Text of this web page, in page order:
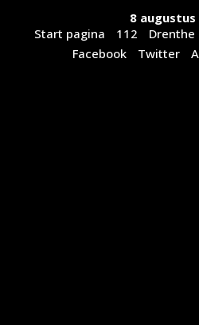
8 augustus
Start pagina
112 Drenthe
Facebook
Twitter